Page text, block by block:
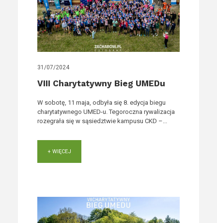
31/07/2024
VIII Charytatywny Bieg UMEDu
W sobotę, 11 maja, odbyła się 8. edycja biegu
charytatywnego UMED-u. Tegoroczna rywalizacja
rozegrała się w sąsiedztwie kampusu CKD –...
+ WIĘCEJ